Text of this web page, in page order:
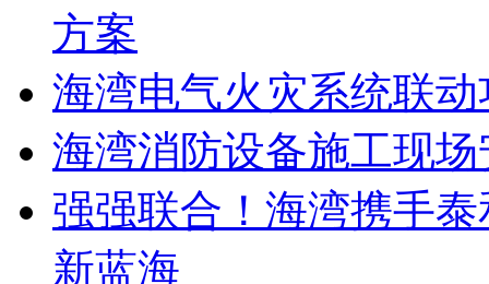
方案
海湾电气火灾系统联
海湾消防设备施工现
强强联合！海湾携手
新蓝海